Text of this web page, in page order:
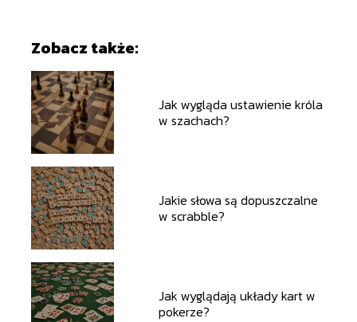
Zobacz także:
Jak wygląda ustawienie króla
w szachach?
Jakie słowa są dopuszczalne
w scrabble?
Jak wyglądają układy kart w
pokerze?